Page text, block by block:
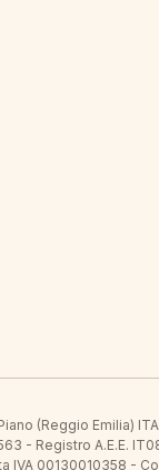
(Reggio Emilia)
- Registro A.E.E.
IVA 00130010358 -